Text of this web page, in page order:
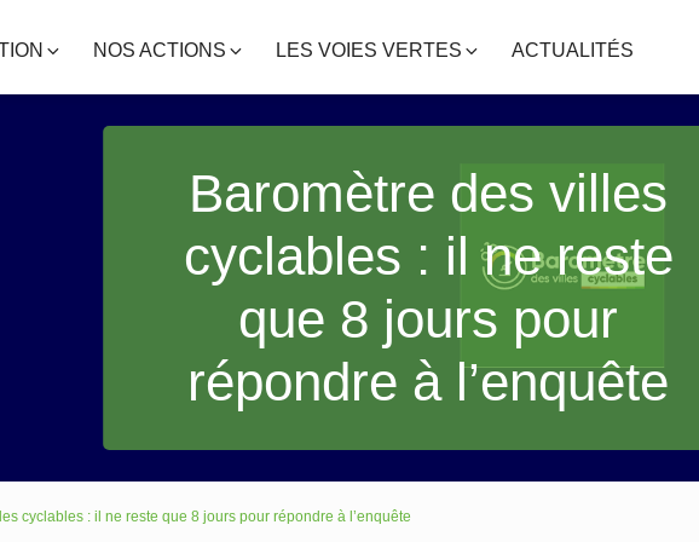
NOS ACTIONS LES VOIES VERTES ACTUALITÉS
Baromètre des villes
cyclables : il ne reste
que 8 jours pour
répondre à l’enquête
cyclables : il ne reste que 8 jours pour répondre à l’enquête